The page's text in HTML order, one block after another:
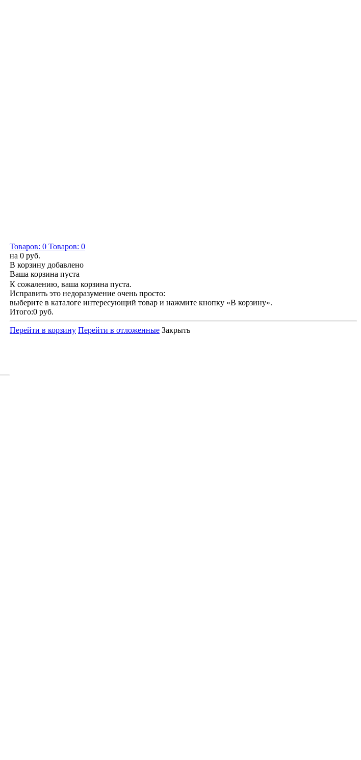
Товаров: 0 Товаров: 0
на 0 руб.
В корзину добавлено
Ваша корзина пуста
К сожалению, ваша корзина пуста.
Исправить это недоразумение очень просто:
выберите в каталоге интересующий товар и нажмите кнопку «В корзину».
Итого:0 руб.
Перейти в корзину Перейти в отложенные Закрыть